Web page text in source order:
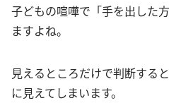
子どもの喧嘩で「手を出した
ますよね。
見えるところだけで判断する
に見えてしまいます。